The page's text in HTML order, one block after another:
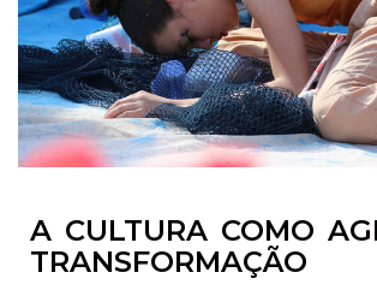
A CULTURA COMO
TRANSFORMAÇÃO